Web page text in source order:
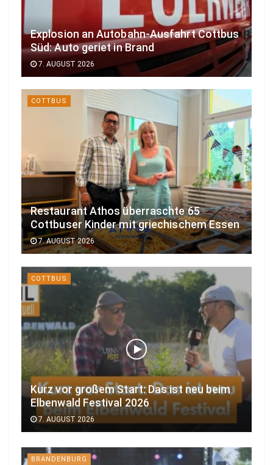
Explosion an Autobahn-Ausfahrt Cottbus
Süd: Auto geriet in Brand
7. AUGUST 2026
COTTBUS
Restaurant Athos überraschte 65
Cottbuser Kinder mit griechischem Essen
7. AUGUST 2026
COTTBUS
Kurz vor großem Start: Das ist neu beim
Elbenwald Festival 2026
7. AUGUST 2026
BRANDENBURG